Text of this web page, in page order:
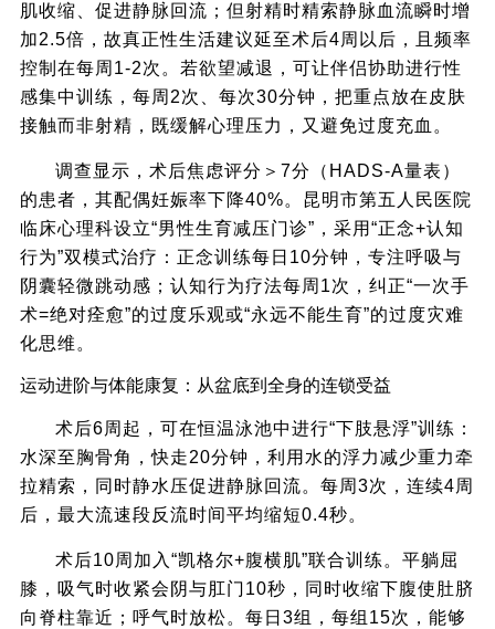
肌收缩、促进静脉回流；但射精时精索静脉血流瞬时增
加2.5倍，故真正性生活建议延至术后4周以后，且频率
控制在每周1-2次。若欲望减退，可让伴侣协助进行性
感集中训练，每周2次、每次30分钟，把重点放在皮肤
接触而非射精，既缓解心理压力，又避免过度充血。
调查显示，术后焦虑评分＞7分（HADS-A量表）
的患者，其配偶妊娠率下降40%。昆明市第五人民医院
临床心理科设立“男性生育减压门诊”，采用“正念+认知
行为”双模式治疗：正念训练每日10分钟，专注呼吸与
阴囊轻微跳动感；认知行为疗法每周1次，纠正“一次手
术=绝对痊愈”的过度乐观或“永远不能生育”的过度灾难
化思维。
运动进阶与体能康复：从盆底到全身的连锁受益
术后6周起，可在恒温泳池中进行“下肢悬浮”训练：
水深至胸骨角，快走20分钟，利用水的浮力减少重力牵
拉精索，同时静水压促进静脉回流。每周3次，连续4周
后，最大流速段反流时间平均缩短0.4秒。
术后10周加入“凯格尔+腹横肌”联合训练。平躺屈
膝，吸气时收紧会阴与肛门10秒，同时收缩下腹使肚脐
向脊柱靠近；呼气时放松。每日3组，每组15次，能够